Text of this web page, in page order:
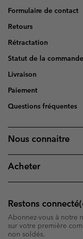
Formulaire de contact
Retours
Rétractation
Statut de la commande
Livraison
Paiement
Questions fréquentes
Nous connaitre
Acheter
Restons
Abonnez-vous à notre
sur votre première
non soldés.